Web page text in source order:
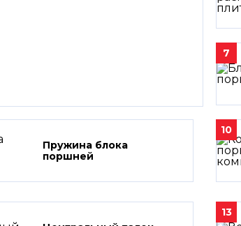
7
Пружина блока
поршней
10
13